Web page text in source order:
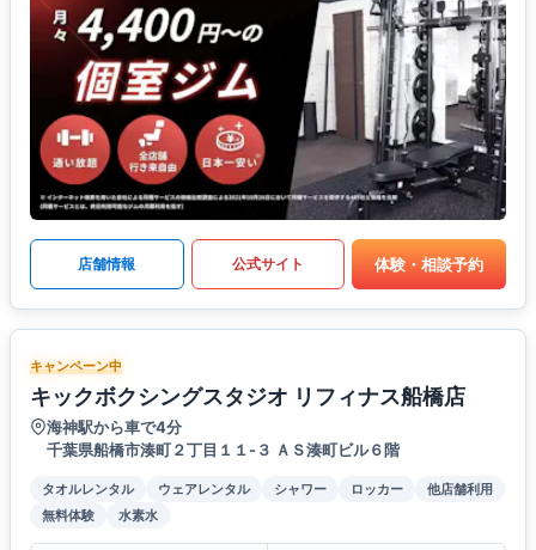
店舗情報 公式サイト 体験・相談予約
キャンペーン中
キックボクシングスタジオ リフィナス船橋店
海神駅から車で4分
千葉県船橋市湊町２丁目１１-３ ＡＳ湊町ビル６階
タオルレンタル ウェアレンタル シャワー ロッカー
他店舗利用
無料体験
水素水